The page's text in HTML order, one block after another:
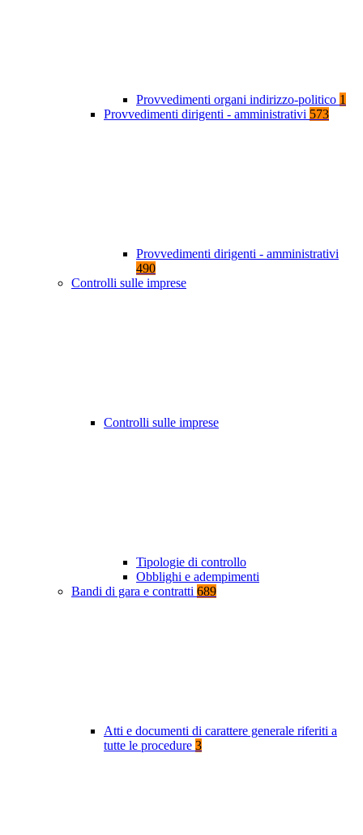
Provvedimenti organi indirizzo-politico 1
Provvedimenti dirigenti - amministrativi 573
Provvedimenti dirigenti - amministrativi
490
Controlli sulle imprese
Controlli sulle imprese
Tipologie di controllo
Obblighi e adempimenti
Bandi di gara e contratti 689
Atti e documenti di carattere generale riferiti a
tutte le procedure 3